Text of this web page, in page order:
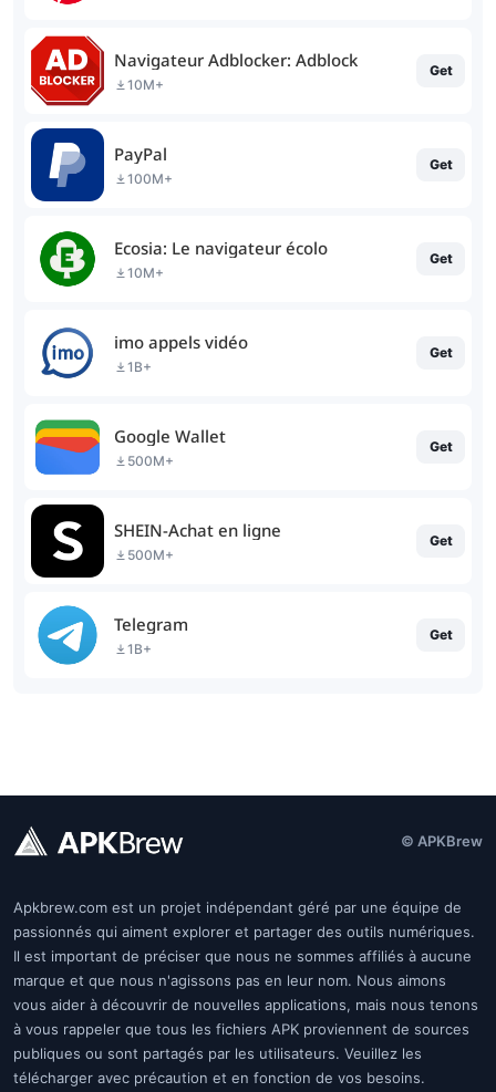
Navigateur Adblocker: Adblock
10M+
Get
PayPal
100M+
Get
Ecosia: Le navigateur écolo
10M+
Get
imo appels vidéo
1B+
Get
Google Wallet
500M+
Get
SHEIN-Achat en ligne
500M+
Get
Telegram
1B+
Get
© APKBrew
Apkbrew.com est un projet indépendant géré par une équipe de
passionnés qui aiment explorer et partager des outils numériques.
Il est important de préciser que nous ne sommes affiliés à aucune
marque et que nous n'agissons pas en leur nom. Nous aimons
vous aider à découvrir de nouvelles applications, mais nous tenons
à vous rappeler que tous les fichiers APK proviennent de sources
publiques ou sont partagés par les utilisateurs. Veuillez les
télécharger avec précaution et en fonction de vos besoins.